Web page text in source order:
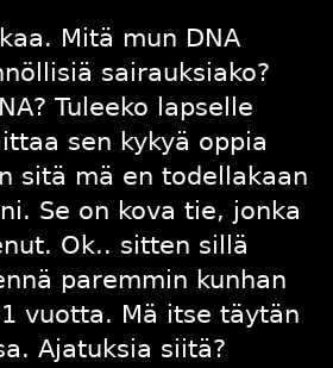
Mitä mun DNA
sairauksiako?
Tuleeko lapselle
sen kykyä oppia
sitä mä en todellakaan
Se on kova tie, jonka
Ok.. sitten sillä
paremmin kunhan
vuotta. Mä itse täytän
Ajatuksia siitä?